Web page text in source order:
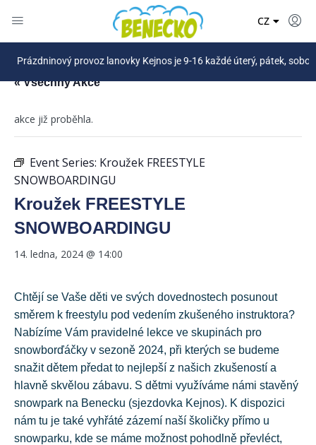
Prázdninový provoz lanovky Kejnos je 9-16 každé úterý, pátek,
CZ
« Všechny Akce
akce již proběhla.
Event Series: Kroužek FREESTYLE
SNOWBOARDINGU
Kroužek FREESTYLE
SNOWBOARDINGU
14. ledna, 2024 @ 14:00
Chtějí se Vaše děti ve svých dovednostech posunout
směrem k freestylu pod vedením zkušeného instruktora?
Nabízíme Vám pravidelné lekce ve skupinách pro
snowborďáčky v sezoně 2024, při kterých se budeme
snažit dětem předat to nejlepší z našich zkušeností a
hlavně skvělou zábavu. S dětmi využíváme námi stavěný
snowpark na Benecku (sjezdovka Kejnos). K dispozici
nám tu je také vyhřáté zázemí naší školičky přímo u
snowparku, kde se máme možnost pohodlně převléct,